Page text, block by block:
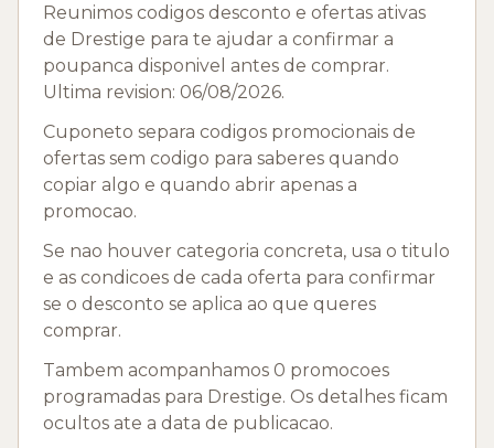
Reunimos codigos desconto e ofertas ativas
de Drestige para te ajudar a confirmar a
poupanca disponivel antes de comprar.
Ultima revision: 06/08/2026.
Cuponeto separa codigos promocionais de
ofertas sem codigo para saberes quando
copiar algo e quando abrir apenas a
promocao.
Se nao houver categoria concreta, usa o titulo
e as condicoes de cada oferta para confirmar
se o desconto se aplica ao que queres
comprar.
Tambem acompanhamos 0 promocoes
programadas para Drestige. Os detalhes ficam
ocultos ate a data de publicacao.